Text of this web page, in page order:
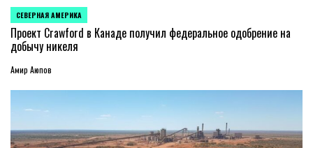
ОПУБЛИКОВАНО
В
СЕВЕРНАЯ АМЕРИКА
Проект Crawford в Канаде получил федеральное одобрение на
добычу никеля
Амир Аюпов